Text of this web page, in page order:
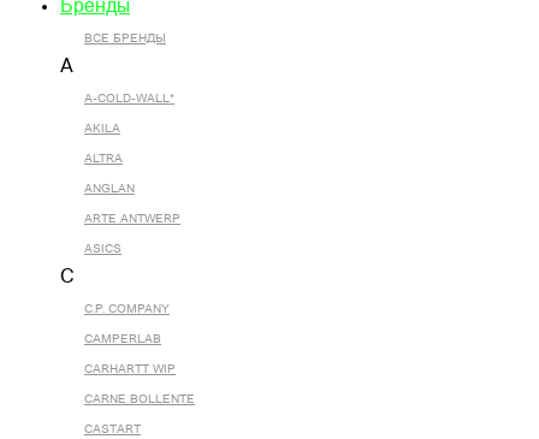
Бренды
ВСЕ БРЕНДЫ
A
A-COLD-WALL*
AKILA
ALTRA
ANGLAN
ARTE ANTWERP
ASICS
C
C.P. COMPANY
CAMPERLAB
CARHARTT WIP
CARNE BOLLENTE
CASTART